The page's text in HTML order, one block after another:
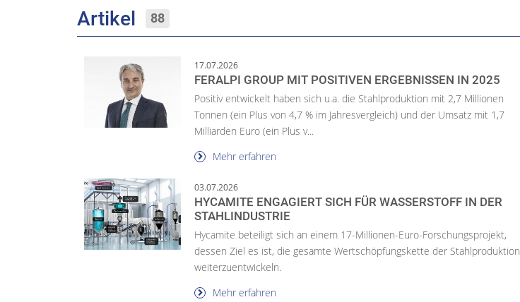
Artikel 88
17.07.2026
FERALPI GROUP MIT POSITIVEN ERGEBNISSEN IN 2025
Positiv entwickelt haben sich u.a. die Stahlproduktion mit 2,7 Millionen
Tonnen (ein Plus von 4,7 % im Jahresvergleich) und der Umsatz mit 1,7
Milliarden Euro (ein Plus v...
Mehr erfahren
03.07.2026
HYCAMITE ENGAGIERT SICH FÜR WASSERSTOFF IN DER
STAHLINDUSTRIE
Hycamite beteiligt sich an einem 17-Millionen-Euro-Forschungsprojekt,
dessen Ziel es ist, die gesamte Wertschöpfungskette der Stahlproduktion
weiterzuentwickeln.
Mehr erfahren